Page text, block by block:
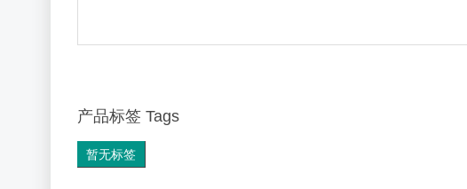
产品标签 Tags
暂无标签